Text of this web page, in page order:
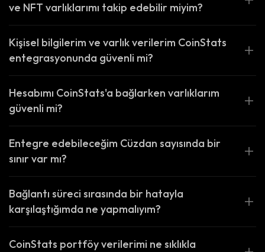
ve NFT varlıklarımı takip edebilir miyim?
Kişisel bilgilerim ve varlık verilerim CoinStats
entegrasyonunda güvenli mi?
Hesabımı CoinStats'a bağlarken varlıklarım
güvenli mi?
Entegre edebileceğim Cüzdan sayısında bir
sınır var mı?
Bağlantı süreci sırasında bir hatayla
karşılaştığımda ne yapmalıyım?
CoinStats portföy verilerimi ne sıklıkla